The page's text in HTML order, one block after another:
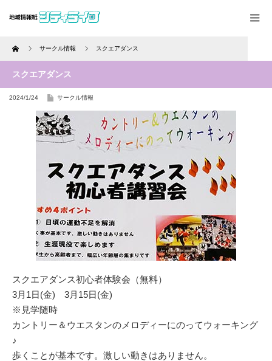
Home サークル情報 スクエアダンス
スクエアダンス
2024/1/24 サークル情報
スクエアダンス初心者体験会（無料）
3月1日(金) 3月15日(金)
※見学随時
カントリー＆ウエスタンのメロディーにのってウォーキング
♪
歩くことが基本です。激しい動きはありません。